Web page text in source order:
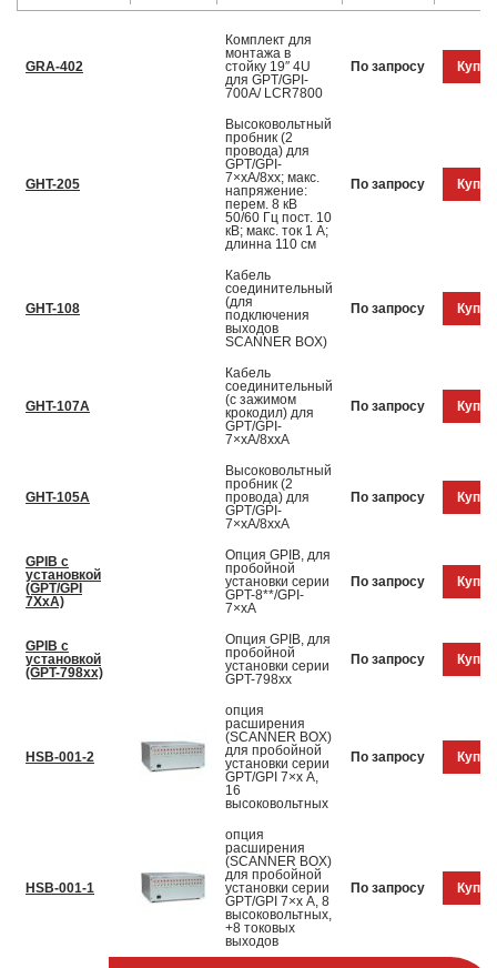
GRA-402
Комплект для
монтажа в
стойку 19″ 4U
для GPT/GPI-
700A/ LCR7800
По запросу
GHT-205
Высоковольтный
пробник (2
провода) для
GPT/GPI-
7×хA/8xx; макс.
напряжение:
перем. 8 кВ
50/60 Гц пост. 10
кВ; макс. ток 1 А;
длинна 110 см
По запросу
GHT-108
Кабель
соединительный
(для
подключения
выходов
SCANNER BOX)
По запросу
GHT-107A
Кабель
соединительный
(с зажимом
крокодил) для
GPT/GPI-
7×хA/8xxA
По запросу
GHT-105A
Высоковольтный
пробник (2
провода) для
GPT/GPI-
7×хA/8xxA
По запросу
GPIB с
установкой
(GPT/GPI
7XхА)
Опция GPIB, для
пробойной
установки серии
GPT-8**/GPI-
7×хА
По запросу
GPIB с
установкой
(GPT-798xx)
Опция GPIB, для
пробойной
установки серии
GPT-798xx
По запросу
HSB-001-2
опция
расширения
(SCANNER BOX)
для пробойной
установки серии
GPT/GPI 7×х А,
16
высоковольтных
По запросу
HSB-001-1
опция
расширения
(SCANNER BOX)
для пробойной
установки серии
GPT/GPI 7×х А, 8
высоковольтных,
+8 токовых
выходов
По запросу